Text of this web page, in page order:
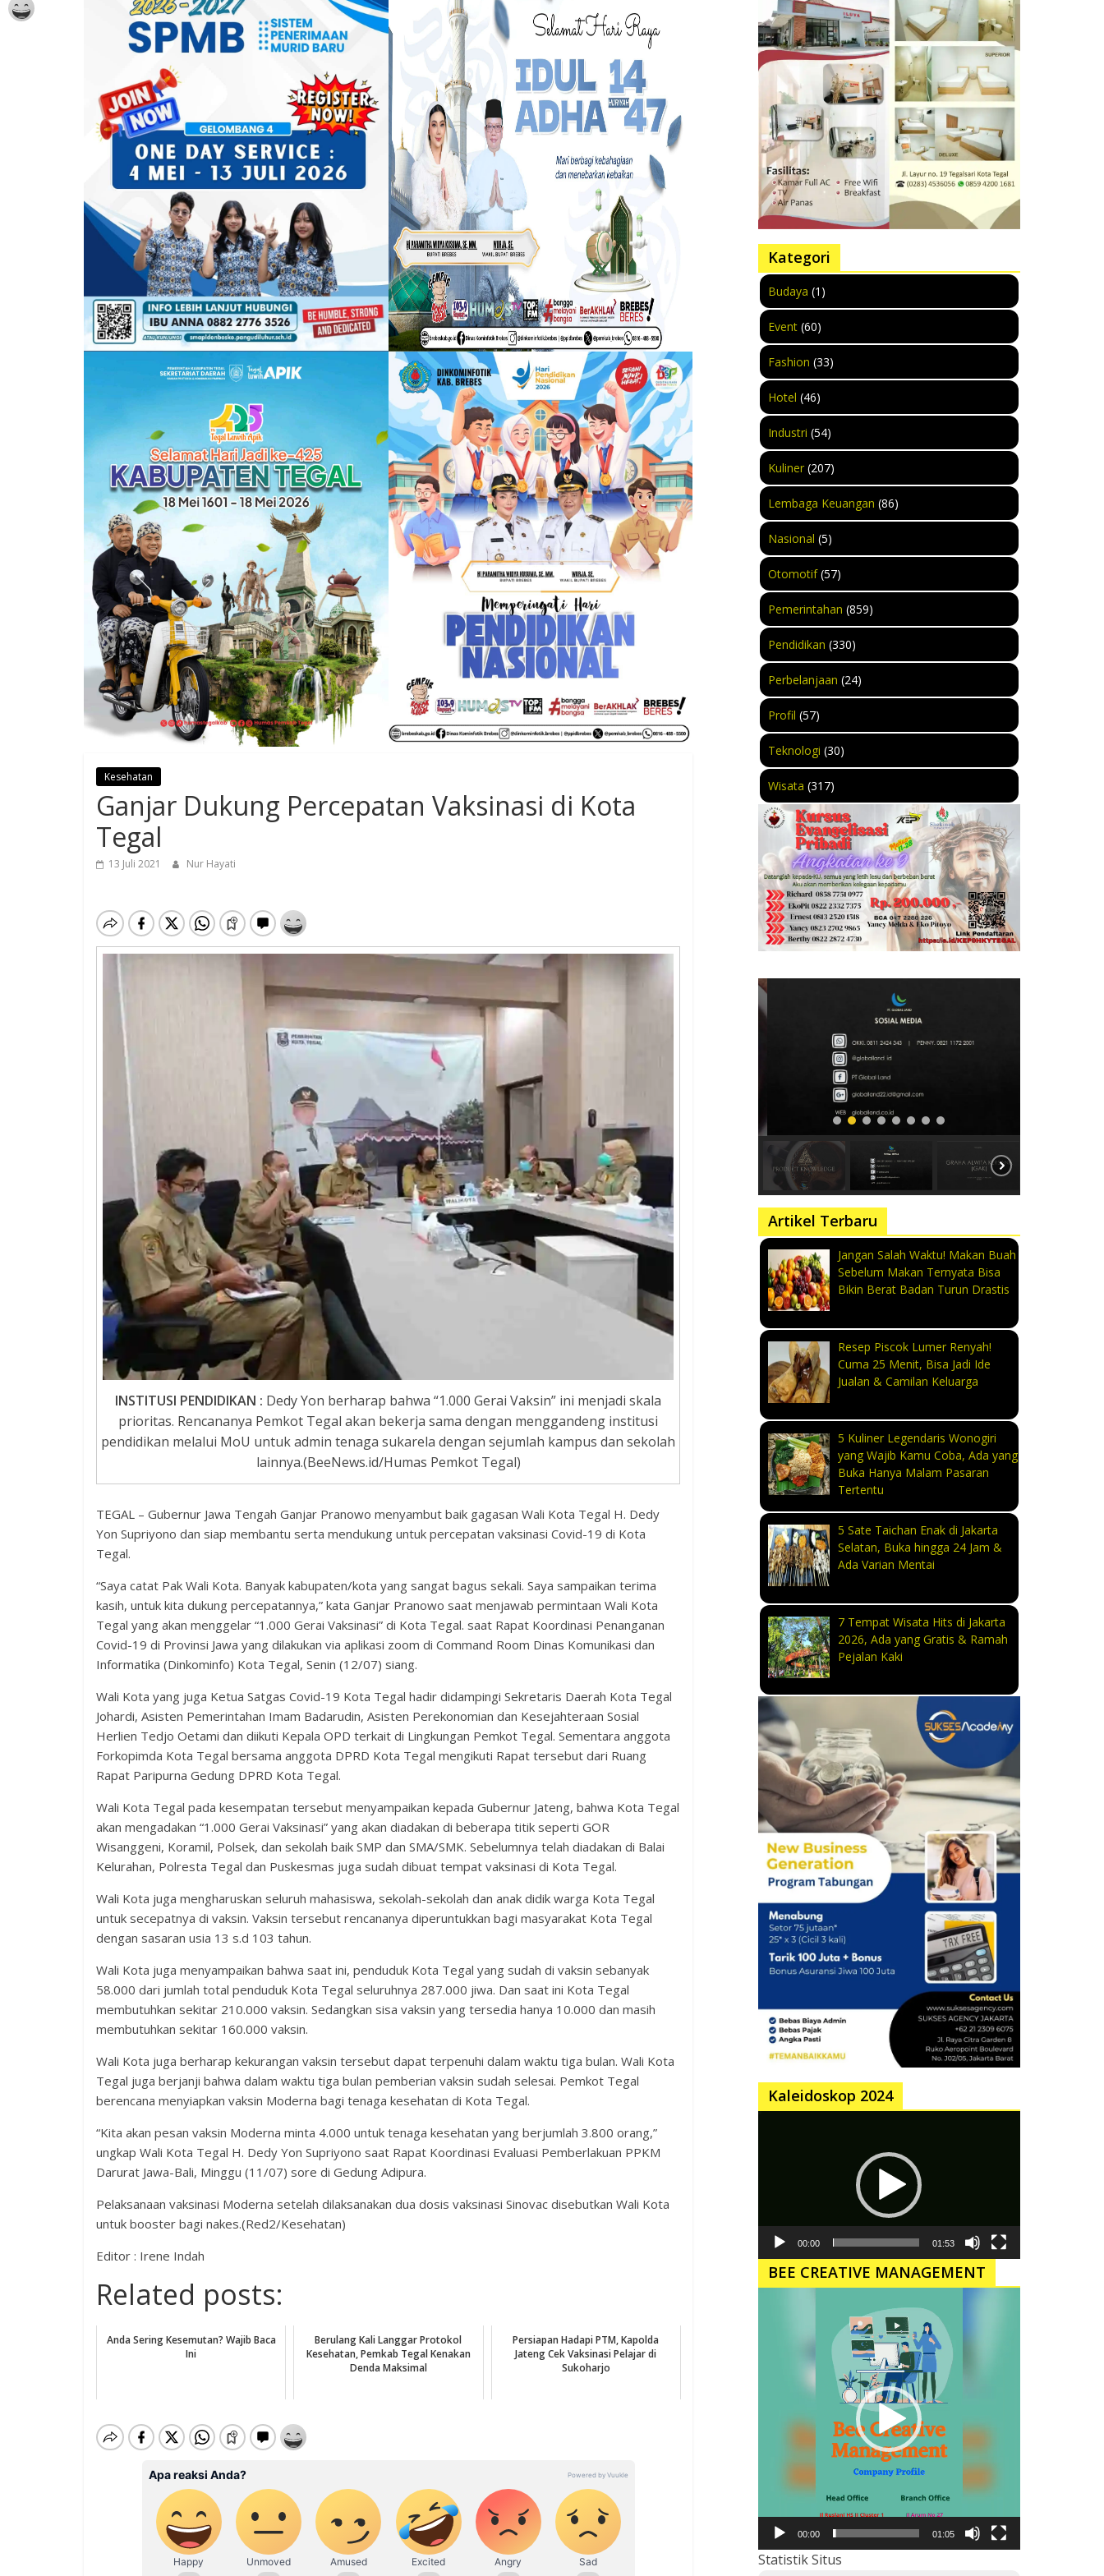
Kesehatan
Ganjar Dukung Percepatan Vaksinasi di Kota
Tegal
13 Juli 2021 Nur Hayati
INSTITUSI PENDIDIKAN : Dedy Yon berharap bahwa “1.000 Gerai Vaksin” ini menjadi skala
prioritas. Rencananya Pemkot Tegal akan bekerja sama dengan menggandeng institusi
pendidikan melalui MoU untuk admin tenaga sukarela dengan sejumlah kampus dan sekolah
lainnya.(BeeNews.id/Humas Pemkot Tegal)
TEGAL – Gubernur Jawa Tengah Ganjar Pranowo menyambut baik gagasan Wali Kota Tegal H. Dedy
Yon Supriyono dan siap membantu serta mendukung untuk percepatan vaksinasi Covid-19 di Kota
Tegal.
“Saya catat Pak Wali Kota. Banyak kabupaten/kota yang sangat bagus sekali. Saya sampaikan terima
kasih, untuk kita dukung percepatannya,” kata Ganjar Pranowo saat menjawab permintaan Wali Kota
Tegal yang akan menggelar “1.000 Gerai Vaksinasi” di Kota Tegal. saat Rapat Koordinasi Penanganan
Covid-19 di Provinsi Jawa yang dilakukan via aplikasi zoom di Command Room Dinas Komunikasi dan
Informatika (Dinkominfo) Kota Tegal, Senin (12/07) siang.
Wali Kota yang juga Ketua Satgas Covid-19 Kota Tegal hadir didampingi Sekretaris Daerah Kota Tegal
Johardi, Asisten Pemerintahan Imam Badarudin, Asisten Perekonomian dan Kesejahteraan Sosial
Herlien Tedjo Oetami dan diikuti Kepala OPD terkait di Lingkungan Pemkot Tegal. Sementara anggota
Forkopimda Kota Tegal bersama anggota DPRD Kota Tegal mengikuti Rapat tersebut dari Ruang
Rapat Paripurna Gedung DPRD Kota Tegal.
Wali Kota Tegal pada kesempatan tersebut menyampaikan kepada Gubernur Jateng, bahwa Kota Tegal
akan mengadakan “1.000 Gerai Vaksinasi” yang akan diadakan di beberapa titik seperti GOR
Wisanggeni, Koramil, Polsek, dan sekolah baik SMP dan SMA/SMK. Sebelumnya telah diadakan di Balai
Kelurahan, Polresta Tegal dan Puskesmas juga sudah dibuat tempat vaksinasi di Kota Tegal.
Wali Kota juga mengharuskan seluruh mahasiswa, sekolah-sekolah dan anak didik warga Kota Tegal
untuk secepatnya di vaksin. Vaksin tersebut rencananya diperuntukkan bagi masyarakat Kota Tegal
dengan sasaran usia 13 s.d 103 tahun.
Wali Kota juga menyampaikan bahwa saat ini, penduduk Kota Tegal yang sudah di vaksin sebanyak
58.000 dari jumlah total penduduk Kota Tegal seluruhnya 287.000 jiwa. Dan saat ini Kota Tegal
membutuhkan sekitar 210.000 vaksin. Sedangkan sisa vaksin yang tersedia hanya 10.000 dan masih
membutuhkan sekitar 160.000 vaksin.
Wali Kota juga berharap kekurangan vaksin tersebut dapat terpenuhi dalam waktu tiga bulan. Wali Kota
Tegal juga berjanji bahwa dalam waktu tiga bulan pemberian vaksin sudah selesai. Pemkot Tegal
berencana menyiapkan vaksin Moderna bagi tenaga kesehatan di Kota Tegal.
“Kita akan pesan vaksin Moderna minta 4.000 untuk tenaga kesehatan yang berjumlah 3.800 orang,”
ungkap Wali Kota Tegal H. Dedy Yon Supriyono saat Rapat Koordinasi Evaluasi Pemberlakuan PPKM
Darurat Jawa-Bali, Minggu (11/07) sore di Gedung Adipura.
Pelaksanaan vaksinasi Moderna setelah dilaksanakan dua dosis vaksinasi Sinovac disebutkan Wali Kota
untuk booster bagi nakes.(Red2/Kesehatan)
Editor : Irene Indah
Related posts:
Anda Sering Kesemutan? Wajib Baca
Ini
Berulang Kali Langgar Protokol
Kesehatan, Pemkab Tegal Kenakan
Denda Maksimal
Persiapan Hadapi PTM, Kapolda
Jateng Cek Vaksinasi Pelajar di
Sukoharjo
Kategori
Budaya (1)
Event(60)
Fashion (33)
Hotel (46)
Industri (54)
Kuliner(207)
Lembaga Keuangan (86)
Nasional (5)
Otomotif(57)
Pemerintahan (859)
Pendidikan (330)
Perbelanjaan (24)
Profil (57)
Teknologi (30)
Wisata (317)
Artikel Terbaru
Jangan Salah Waktu! Makan Buah
Sebelum Makan Ternyata Bisa
Bikin Berat Badan Turun Drastis
Resep Piscok Lumer Renyah!
Cuma 25 Menit, Bisa Jadi Ide
Jualan & Camilan Keluarga
5 Kuliner Legendaris Wonogiri
yang Wajib Kamu Coba, Ada yang
Buka Hanya Malam Pasaran
Tertentu
5 Sate Taichan Enak di Jakarta
Selatan, Buka hingga 24 Jam &
Ada Varian Mentai
7 Tempat Wisata Hits di Jakarta
2026, Ada yang Gratis & Ramah
Pejalan Kaki
Kaleidoskop 2024
00:00 01:53
BEE CREATIVE MANAGEMENT
00:00 01:05
Statistik Situs